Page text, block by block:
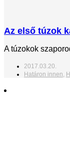
Az első túzok
A túzokok
2017.03.20.
Határon innen,